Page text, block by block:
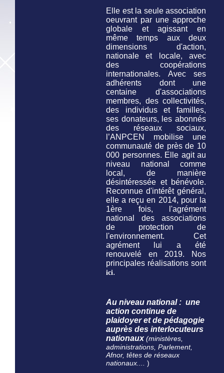
Elle est la seule association
oeuvrant par une approche
globale et agissant en
même temps aux deux
dimensions d'action,
nationale et locale, avec
des coopérations
internationales. Avec ses
adhérents dont une
centaine d'associations
membres, des collectivités,
des individus et familles,
ses donateurs, les abonnés
des réseaux sociaux,
l’ANPCEN mobilise une
communauté de près de 10
000 personnes. Elle agit au
niveau national comme
local, de manière
désintéressée et bénévole.
Reconnue d'intérêt général,
elle a reçu en 2014, pour la
1ère fois, l'agrément
national des associations
de protection de
l'environnement. Cet
agrément lui a été
renouvelé en 2019. Nos
principales réalisations sont
ici.
Au niveau national : une
action continue de
plaidoyer et de pédagogie
auprès des interlocuteurs
nationaux(ministères,
administrations, Parlement,
Afnor, têtes de réseaux
nationaux....
)